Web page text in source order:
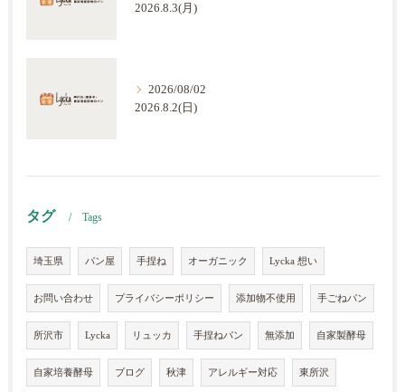
2026.8.3(月)
2026/08/02
2026.8.2(日)
タグ Tags
埼玉県 パン屋 手捏ね オーガニック Lycka 想い
お問い合わせ プライバシーポリシー 添加物不使用 手ごねパン
所沢市 Lycka リュッカ 手捏ねパン 無添加 自家製酵母
自家培養酵母 ブログ 秋津 アレルギー対応 東所沢